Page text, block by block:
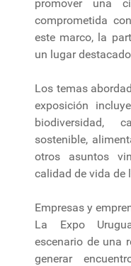
promover una
comprometida
este marco, la
un lugar
Los temas
exposición
biodiversidad,
sostenible,
otros asuntos
calidad de vida de
Empresas y
La Expo
escenario de una
generar